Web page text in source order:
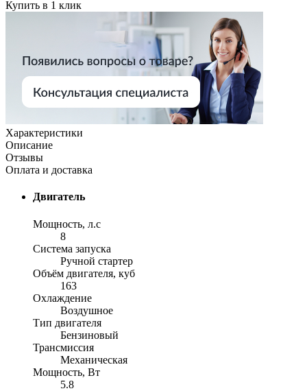
Купить в 1 клик
Характеристики
Описание
Отзывы
Оплата и доставка
Двигатель
Мощность, л.с
8
Система запуска
Ручной стартер
Объём двигателя, куб
163
Охлаждение
Воздушное
Тип двигателя
Бензиновый
Трансмиссия
Механическая
Мощность, Вт
5.8